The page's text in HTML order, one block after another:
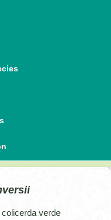
verde